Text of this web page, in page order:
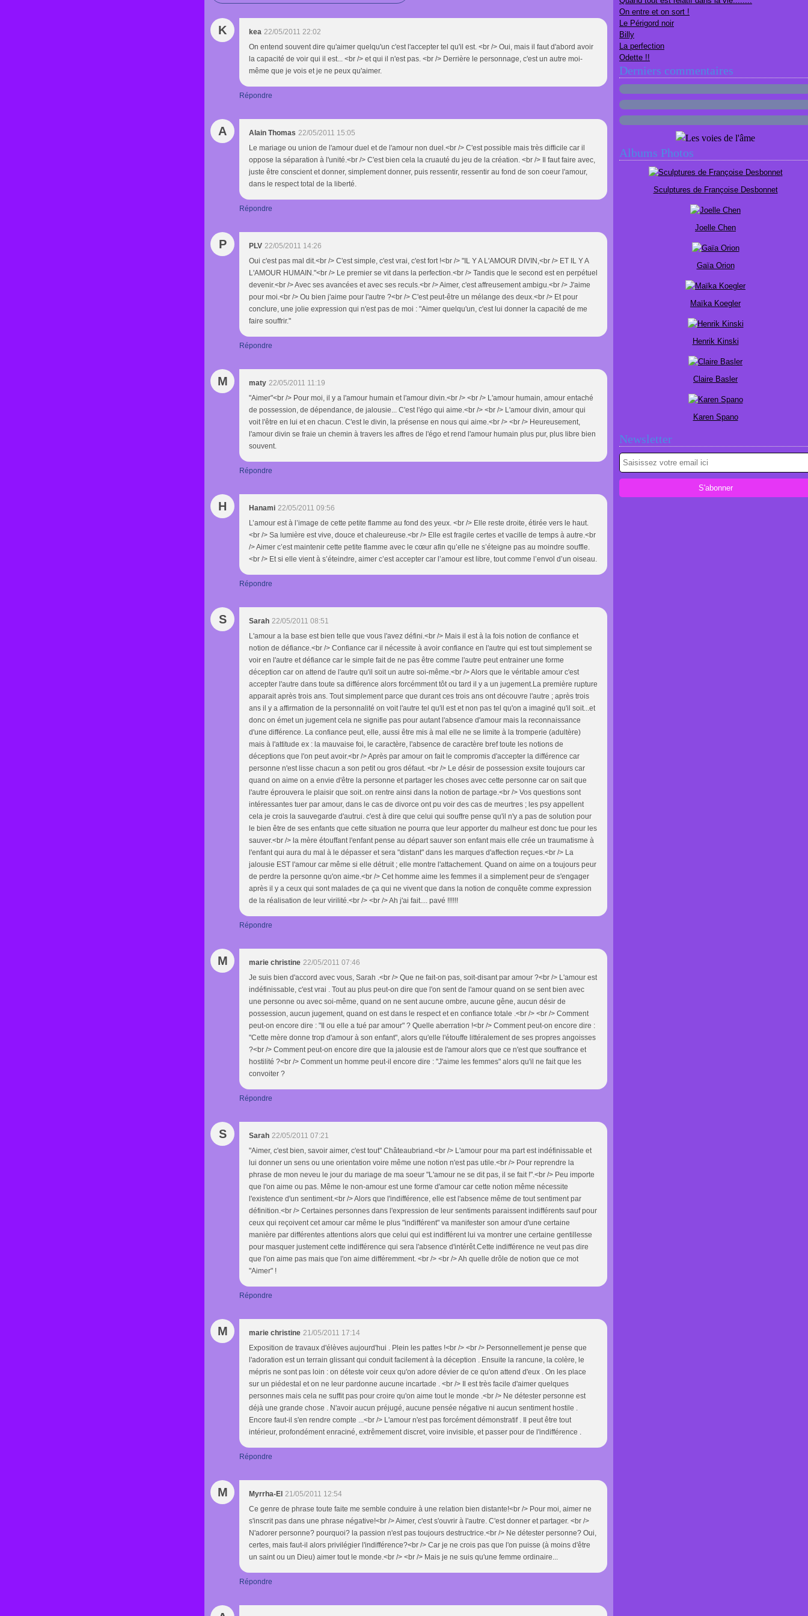
K kea 22/05/2011 22:02
On entend souvent dire qu'aimer quelqu'un c'est l'accepter tel qu'il est. <br /> Oui, mais il faut d'abord avoir
la capacité de voir qui il est... <br /> et qui il n'est pas. <br /> Derrière le personnage, c'est un autre moi-
même que je vois et je ne peux qu'aimer.
Répondre
A Alain Thomas 22/05/2011 15:05
Le mariage ou union de l'amour duel et de l'amour non duel.<br /> C'est possible mais très difficile car il
oppose la séparation à l'unité.<br /> C'est bien cela la cruauté du jeu de la création. <br /> Il faut faire avec,
juste être conscient et donner, simplement donner, puis ressentir, ressentir au fond de son coeur l'amour,
dans le respect total de la liberté.
Répondre
P PLV 22/05/2011 14:26
Oui c'est pas mal dit.<br /> C'est simple, c'est vrai, c'est fort !<br /> "IL Y A L'AMOUR DIVIN,<br /> ET IL Y A
L'AMOUR HUMAIN."<br /> Le premier se vit dans la perfection.<br /> Tandis que le second est en perpétuel
devenir.<br /> Avec ses avancées et avec ses reculs.<br /> Aimer, c'est affreusement ambigu.<br /> J'aime
pour moi.<br /> Ou bien j'aime pour l'autre ?<br /> C'est peut-être un mélange des deux.<br /> Et pour
conclure, une jolie expression qui n'est pas de moi : "Aimer quelqu'un, c'est lui donner la capacité de me
faire souffrir."
Répondre
M maty 22/05/2011 11:19
"Aimer"<br /> Pour moi, il y a l'amour humain et l'amour divin.<br /> <br /> L'amour humain, amour entaché
de possession, de dépendance, de jalousie... C'est l'égo qui aime.<br /> <br /> L'amour divin, amour qui
voit l'être en lui et en chacun. C'est le divin, la présense en nous qui aime.<br /> <br /> Heureusement,
l'amour divin se fraie un chemin à travers les affres de l'égo et rend l'amour humain plus pur, plus libre bien
souvent.
Répondre
H Hanami 22/05/2011 09:56
L’amour est à l’image de cette petite flamme au fond des yeux. <br /> Elle reste droite, étirée vers le haut.
<br /> Sa lumière est vive, douce et chaleureuse.<br /> Elle est fragile certes et vacille de temps à autre.<br
/> Aimer c’est maintenir cette petite flamme avec le cœur afin qu’elle ne s’éteigne pas au moindre souffle.
<br /> Et si elle vient à s’éteindre, aimer c’est accepter car l’amour est libre, tout comme l’envol d’un oiseau.
Répondre
S Sarah 22/05/2011 08:51
L'amour a la base est bien telle que vous l'avez défini.<br /> Mais il est à la fois notion de confiance et
notion de défiance.<br /> Confiance car il nécessite à avoir confiance en l'autre qui est tout simplement se
voir en l'autre et défiance car le simple fait de ne pas être comme l'autre peut entrainer une forme
déception car on attend de l'autre qu'il soit un autre soi-même.<br /> Alors que le véritable amour c'est
accepter l'autre dans toute sa différence alors forcémment tôt ou tard il y a un jugement.La première rupture
apparait après trois ans. Tout simplement parce que durant ces trois ans ont découvre l'autre ; après trois
ans il y a affirmation de la personnalité on voit l'autre tel qu'il est et non pas tel qu'on a imaginé qu'il soit...et
donc on émet un jugement cela ne signifie pas pour autant l'absence d'amour mais la reconnaissance
d'une différence. La confiance peut, elle, aussi être mis à mal elle ne se limite à la tromperie (adultère)
mais à l'attitude ex : la mauvaise foi, le caractère, l'absence de caractère bref toute les notions de
déceptions que l'on peut avoir.<br /> Après par amour on fait le compromis d'accepter la différence car
personne n'est lisse chacun a son petit ou gros défaut. <br /> Le désir de possession exsite toujours car
quand on aime on a envie d'être la personne et partager les choses avec cette personne car on sait que
l'autre éprouvera le plaisir que soit..on rentre ainsi dans la notion de partage.<br /> Vos questions sont
intéressantes tuer par amour, dans le cas de divorce ont pu voir des cas de meurtres ; les psy appellent
cela je crois la sauvegarde d'autrui. c'est à dire que celui qui souffre pense qu'il n'y a pas de solution pour
le bien être de ses enfants que cette situation ne pourra que leur apporter du malheur est donc tue pour les
sauver.<br /> la mère étouffant l'enfant pense au départ sauver son enfant mais elle crée un traumatisme à
l'enfant qui aura du mal à le dépasser et sera "distant" dans les marques d'affection reçues.<br /> La
jalousie EST l'amour car même si elle détruit ; elle montre l'attachement. Quand on aime on a toujours peur
de perdre la personne qu'on aime.<br /> Cet homme aime les femmes il a simplement peur de s'engager
après il y a ceux qui sont malades de ça qui ne vivent que dans la notion de conquête comme expression
de la réalisation de leur virilité.<br /> <br /> Ah j'ai fait.... pavé !!!!!!
Répondre
M marie christine 22/05/2011 07:46
Je suis bien d'accord avec vous, Sarah .<br /> Que ne fait-on pas, soit-disant par amour ?<br /> L'amour est
indéfinissable, c'est vrai . Tout au plus peut-on dire que l'on sent de l'amour quand on se sent bien avec
une personne ou avec soi-même, quand on ne sent aucune ombre, aucune gêne, aucun désir de
possession, aucun jugement, quand on est dans le respect et en confiance totale .<br /> <br /> Comment
peut-on encore dire : "Il ou elle a tué par amour" ? Quelle aberration !<br /> Comment peut-on encore dire :
"Cette mère donne trop d'amour à son enfant", alors qu'elle l'étouffe littéralement de ses propres angoisses
?<br /> Comment peut-on encore dire que la jalousie est de l'amour alors que ce n'est que souffrance et
hostilité ?<br /> Comment un homme peut-il encore dire : "J'aime les femmes" alors qu'il ne fait que les
convoiter ?
Répondre
S Sarah 22/05/2011 07:21
"Aimer, c'est bien, savoir aimer, c'est tout" Châteaubriand.<br /> L'amour pour ma part est indéfinissable et
lui donner un sens ou une orientation voire même une notion n'est pas utile.<br /> Pour reprendre la
phrase de mon neveu le jour du mariage de ma soeur "L'amour ne se dit pas, il se fait !".<br /> Peu importe
que l'on aime ou pas. Même le non-amour est une forme d'amour car cette notion même nécessite
l'existence d'un sentiment.<br /> Alors que l'indifférence, elle est l'absence même de tout sentiment par
définition.<br /> Certaines personnes dans l'expression de leur sentiments paraissent indifférents sauf pour
ceux qui reçoivent cet amour car même le plus "indifférent" va manifester son amour d'une certaine
manière par différentes attentions alors que celui qui est indifférent lui va montrer une certaine gentillesse
pour masquer justement cette indifférence qui sera l'absence d'intérêt.Cette indifférence ne veut pas dire
que l'on aime pas mais que l'on aime différemment. <br /> <br /> Ah quelle drôle de notion que ce mot
"Aimer" !
Répondre
M marie christine 21/05/2011 17:14
Exposition de travaux d'élèves aujourd'hui . Plein les pattes !<br /> <br /> Personnellement je pense que
l'adoration est un terrain glissant qui conduit facilement à la déception . Ensuite la rancune, la colère, le
mépris ne sont pas loin : on déteste voir ceux qu'on adore dévier de ce qu'on attend d'eux . On les place
sur un piédestal et on ne leur pardonne aucune incartade . <br /> Il est très facile d'aimer quelques
personnes mais cela ne suffit pas pour croire qu'on aime tout le monde .<br /> Ne détester personne est
déjà une grande chose . N'avoir aucun préjugé, aucune pensée négative ni aucun sentiment hostile .
Encore faut-il s'en rendre compte ...<br /> L'amour n'est pas forcément démonstratif . Il peut être tout
intérieur, profondément enraciné, extrêmement discret, voire invisible, et passer pour de l'indifférence .
Répondre
M Myrrha-El 21/05/2011 12:54
Ce genre de phrase toute faite me semble conduire à une relation bien distante!<br /> Pour moi, aimer ne
s'inscrit pas dans une phrase négative!<br /> Aimer, c'est s'ouvrir à l'autre. C'est donner et partager. <br />
N'adorer personne? pourquoi? la passion n'est pas toujours destructrice.<br /> Ne détester personne? Oui,
certes, mais faut-il alors privilégier l'indifférence?<br /> Car je ne crois pas que l'on puisse (à moins d'être
un saint ou un Dieu) aimer tout le monde.<br /> <br /> Mais je ne suis qu'une femme ordinaire...
Répondre
On entre et on sort !
Le Périgord noir
Billy
La perfection
Odette !!
Derniers commentaires
Albums Photos
Sculptures de Françoise Desbonnet
Joelle Chen
Gaïa Orion
Maïka Koegler
Henrik Kinski
Claire Basler
Karen Spano
Newsletter